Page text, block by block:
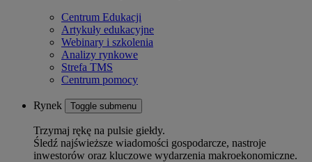
Centrum Edukacji
Artykuły edukacyjne
Webinary i szkolenia
Analizy rynkowe
Strefa TMS
Centrum pomocy
Rynek Toggle submenu
Trzymaj rękę na pulsie giełdy.
Śledź najświeższe wiadomości gospodarcze, nastroje
inwestorów oraz kluczowe wydarzenia makroekonomiczne.